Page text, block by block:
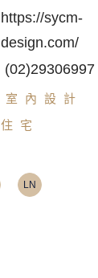
https://sycm-
design.com/
(02)29306997
室內設計
住宅
LN